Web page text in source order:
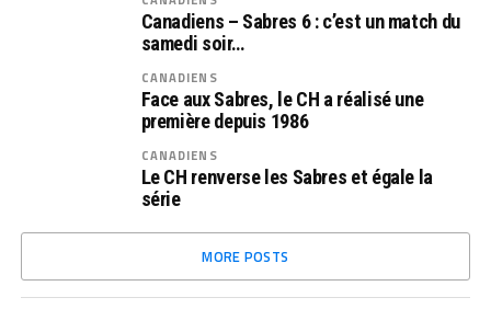
Canadiens – Sabres 6 : c’est un match du
samedi soir…
CANADIENS
Face aux Sabres, le CH a réalisé une
première depuis 1986
CANADIENS
Le CH renverse les Sabres et égale la
série
MORE POSTS